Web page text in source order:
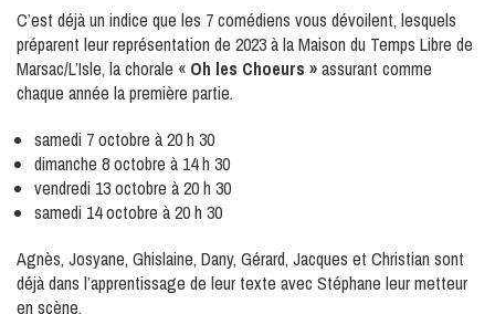
C’est déjà un indice que les 7 comédiens vous dévoilent, lesquels
préparent leur représentation de 2023 à la Maison du Temps Libre de
Marsac/L’Isle, la chorale « Oh les Choeurs »assurant comme
chaque année la première partie.
samedi 7 octobre à 20 h 30
dimanche 8 octobre à 14 h 30
vendredi 13 octobre à 20 h 30
samedi 14 octobre à 20 h 30
Agnès, Josyane, Ghislaine, Dany, Gérard, Jacques et Christian sont
déjà dans l’apprentissage de leur texte avec Stéphane leur metteur
en scène.